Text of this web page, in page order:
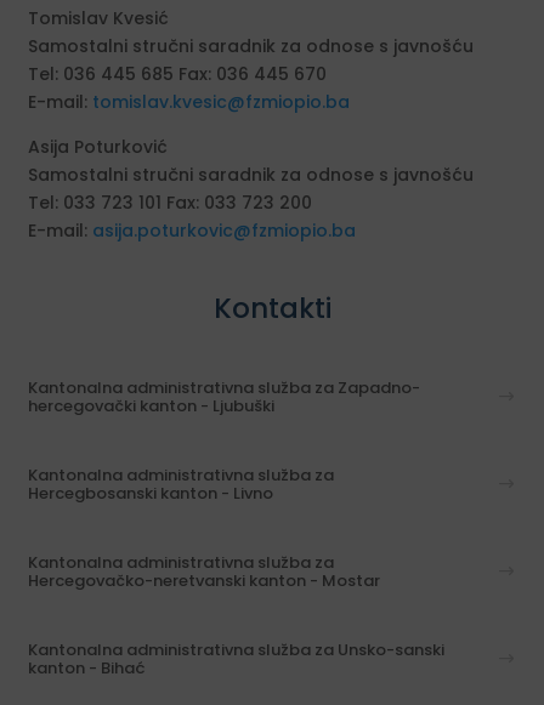
Tomislav Kvesić
Samostalni stručni saradnik za odnose s javnošću
Tel: 036 445 685 Fax: 036 445 670
E-mail: tomislav.kvesic@fzmiopio.ba
Asija Poturković
Samostalni stručni saradnik za odnose s javnošću
Tel: 033 723 101 Fax: 033 723 200
E-mail: asija.poturkovic@fzmiopio.ba
Kontakti
Kantonalna administrativna služba za Zapadno-
hercegovački kanton - Ljubuški
Kantonalna administrativna služba za
Hercegbosanski kanton - Livno
Kantonalna administrativna služba za
Hercegovačko-neretvanski kanton - Mostar
Kantonalna administrativna služba za Unsko-sanski
kanton - Bihać